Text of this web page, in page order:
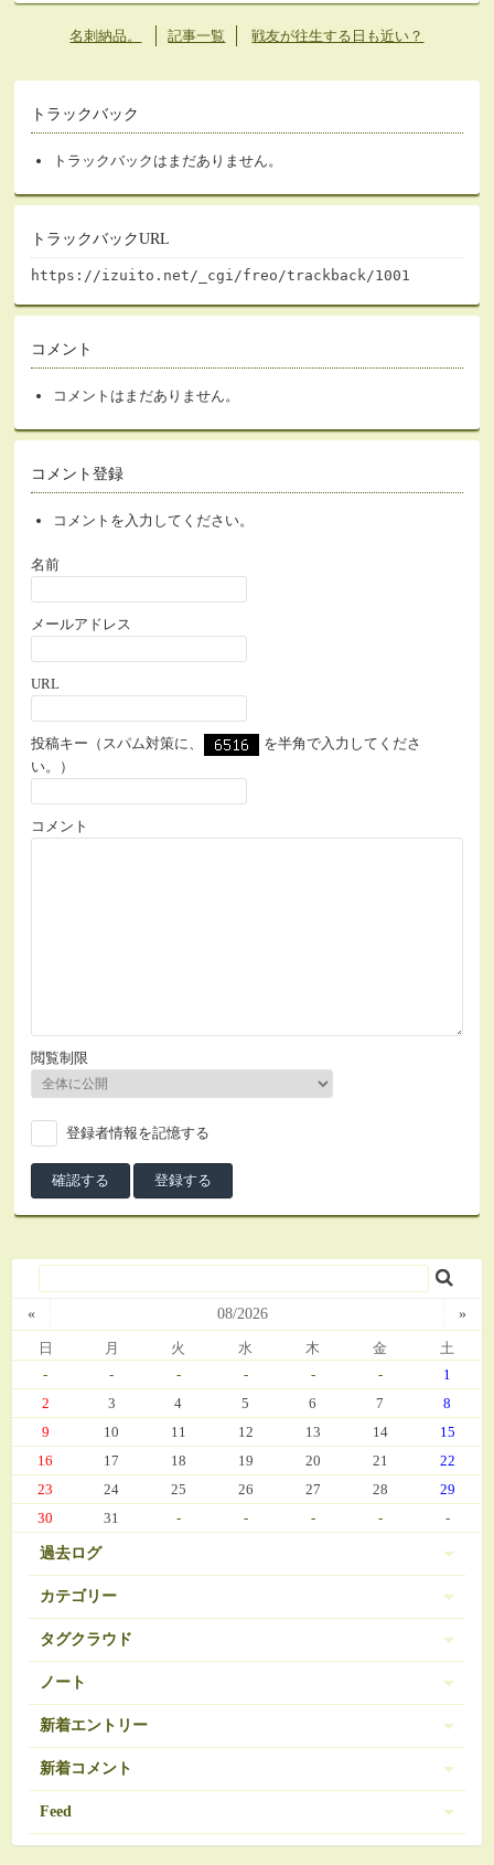
名刺納品。 記事一覧 戦友が往生する日も近い？
トラックバック
トラックバックはまだありません。
トラックバックURL
https://izuito.net/_cgi/freo/trackback/1001
コメント
コメントはまだありません。
コメント登録
コメントを入力してください。
名前
メールアドレス
URL
投稿キー（スパム対策に、
を半角で入力してくださ
い。）
コメント
閲覧制限
登録者情報を記憶する
« 08/2026 »
日 月 火 水 木 金 土
- - - - - -
1
2
3 4 5 6 7
8
9
10 11 12 13 14
15
16
17 18 19 20 21
22
23
24 25 26 27 28
29
30
31 - - - - -
過去ログ
カテゴリー
伊豆 (303)
日常 (560)
娘の成長 (669)
ゲーム (342)
タグクラウド
BRAVELY DEFAULT
SDガンダム お弁当
お気に入り（私）
アーマードコア エランシア
オンラインゲーム 508 ガンダム 24
ノート
ノートは登録されていません。
新着エントリー
javascript 再勉強中
新着コメント
Re:エランシア DSH版SS
2026/06/18 from 承認待ち
Feed